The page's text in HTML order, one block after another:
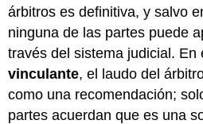
árbitros es definitiva, y salvo
ninguna de las partes puede
través del sistema judicial.
vinculante, el laudo del
como una recomendación;
partes acuerdan que es una